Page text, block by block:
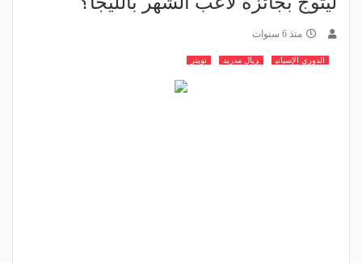
منذ 6 سنوات
الدوري الإسباني ريال مدريد تويتر